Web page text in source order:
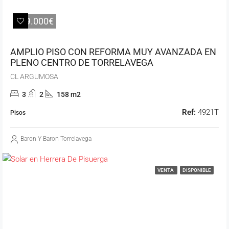
259.000€
AMPLIO PISO CON REFORMA MUY AVANZADA EN
PLENO CENTRO DE TORRELAVEGA
CL ARGUMOSA
3 2 158 m2
Pisos Ref: 4921T
Baron Y Baron Torrelavega
VENTA DISPONIBLE